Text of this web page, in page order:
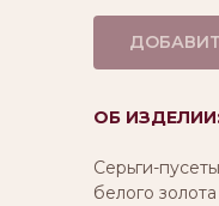
ОБ
Серьги-
белого